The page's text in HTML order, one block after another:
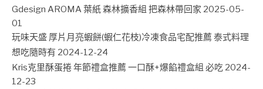
Gdesign AROMA 葉紙 森林擴香組 把森林帶回家 2025-05-
01
玩味天盛 厚片月亮蝦餅(蝦仁花枝)冷凍食品宅配推薦 泰式料理
想吃隨時有 2024-12-24
Kris克里酥蛋捲 年節禮盒推薦 一口酥+爆餡禮盒組 必吃 2024-
12-23